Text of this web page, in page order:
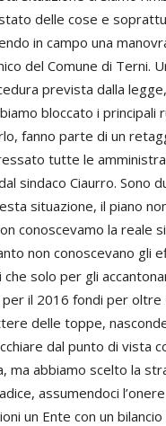
delle cose e
in campo una
del Comune di Terni.
prevista dalla
bloccato i principali
fanno parte di un
tutte le
sindaco Ciaurro. Sono
situazione, il piano
conoscevamo la reale
non conoscevano gli
solo per gli
il 2016 fondi per oltre
delle toppe,
dal punto di vista
ma abbiamo scelto la
assumendoci
un Ente con un